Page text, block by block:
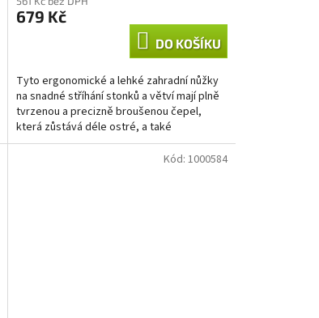
679 Kč
DO KOŠÍKU
Tyto ergonomické a lehké zahradní nůžky
na snadné stříhání stonků a větví mají plně
tvrzenou a precizně broušenou čepel,
která zůstává déle ostré, a také
povrchovou úpravu...
Kód: 1000584